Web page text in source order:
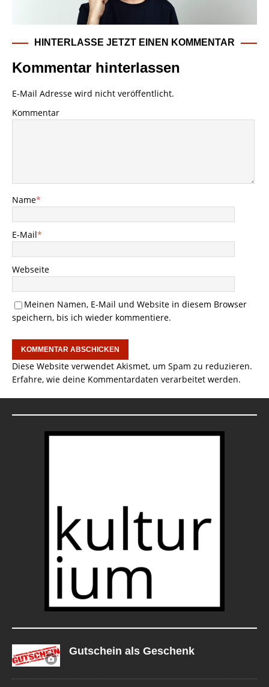
HINTERLASSE JETZT EINEN KOMMENTAR
Kommentar hinterlassen
E-Mail Adresse wird nicht veröffentlicht.
Kommentar
Name*
E-Mail*
Webseite
Meinen Namen, E-Mail und Website in diesem Browser
speichern, bis ich wieder kommentiere.
Diese Website verwendet Akismet, um Spam zu reduzieren.
Erfahre, wie deine Kommentardaten verarbeitet werden.
Gutschein als Geschenk